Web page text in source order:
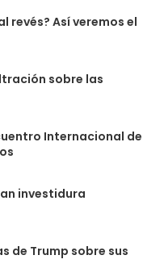
revés? Así veremos el
sobre las
Internacional de
investidura
de Trump sobre sus